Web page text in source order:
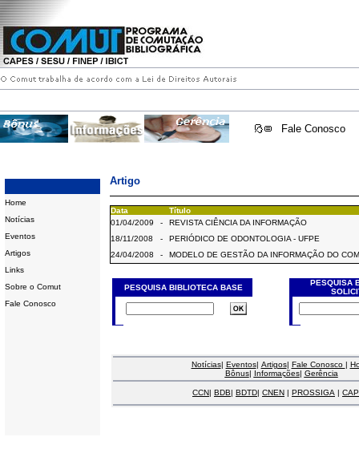
Fale Conosco
Home
Notícias
Eventos
Artigos
Links
Sobre o Comut
Fale Conosco
Artigo
Data
Título
01/04/2009
-
REVISTA CIÊNCIA DA INFORMAÇÃO
18/11/2008
-
PERIÓDICO DE ODONTOLOGIA - UFPE
24/04/2008
- MODELO DE GESTÃO DA INFORMAÇÃO DO
PESQUISA BIBLIOTECA BASE
PESQUISA
Notícias| Eventos| Artigos| Fale Conosco |
Bônus| Informações| Gerência
CCN| BDB| BDTD| CNEN | PROSSIGA |